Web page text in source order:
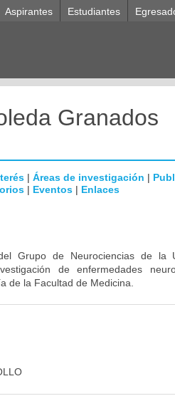
Aspirantes Estudiantes
Granados
| Áreas de investigación |
| Eventos | Enlaces
Grupo de Neurociencias de la
de enfermedades
de la Facultad de Medicina.